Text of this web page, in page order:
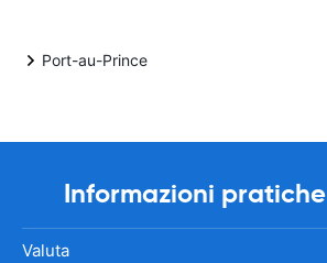
Port-au-Prince
Informazioni pratiche
Valuta